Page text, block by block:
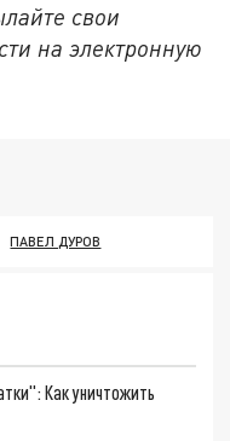
свои
на электронную
ПАВЕЛ ДУРОВ
Как уничтожить